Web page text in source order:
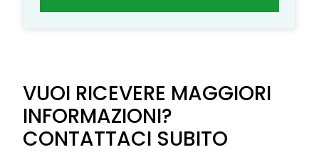
VUOI RICEVERE MAGGIORI
INFORMAZIONI?
CONTATTACI SUBITO